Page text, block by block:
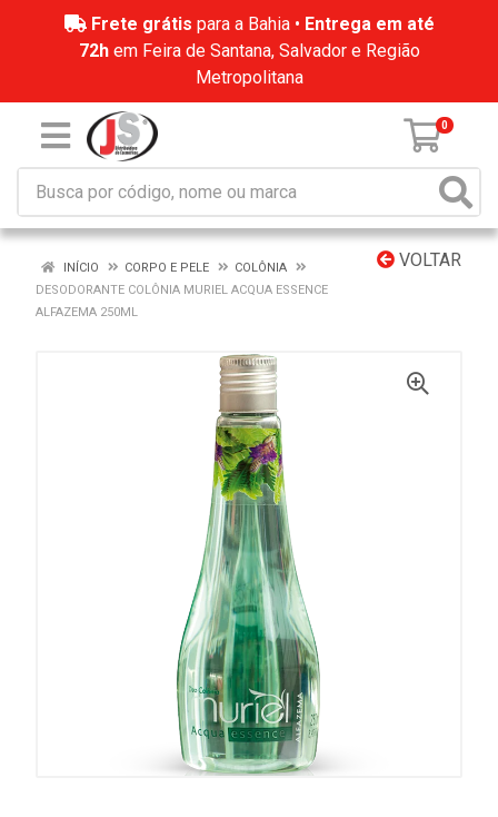
Frete grátis para a Bahia • Entrega em até
72hem Feira de Santana, Salvador e Região
Metropolitana
0
VOLTAR
INÍCIO CORPO E PELE
COLÔNIA
DESODORANTE COLÔNIA MURIEL ACQUA ESSENCE
ALFAZEMA 250ML